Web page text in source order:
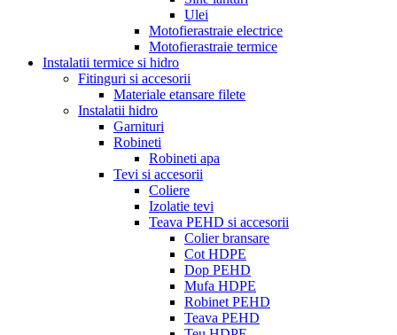
Ulei
Motofierastraie electrice
Motofierastraie termice
Instalatii termice si hidro
Fitinguri si accesorii
Materiale etansare filete
Instalatii hidro
Garnituri
Robineti
Robineti apa
Tevi si accesorii
Coliere
Izolatie tevi
Teava PEHD si accesorii
Colier bransare
Cot HDPE
Dop PEHD
Mufa HDPE
Robinet PEHD
Teava PEHD